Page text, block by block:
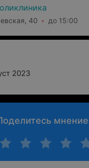
40 до 15:00
2023